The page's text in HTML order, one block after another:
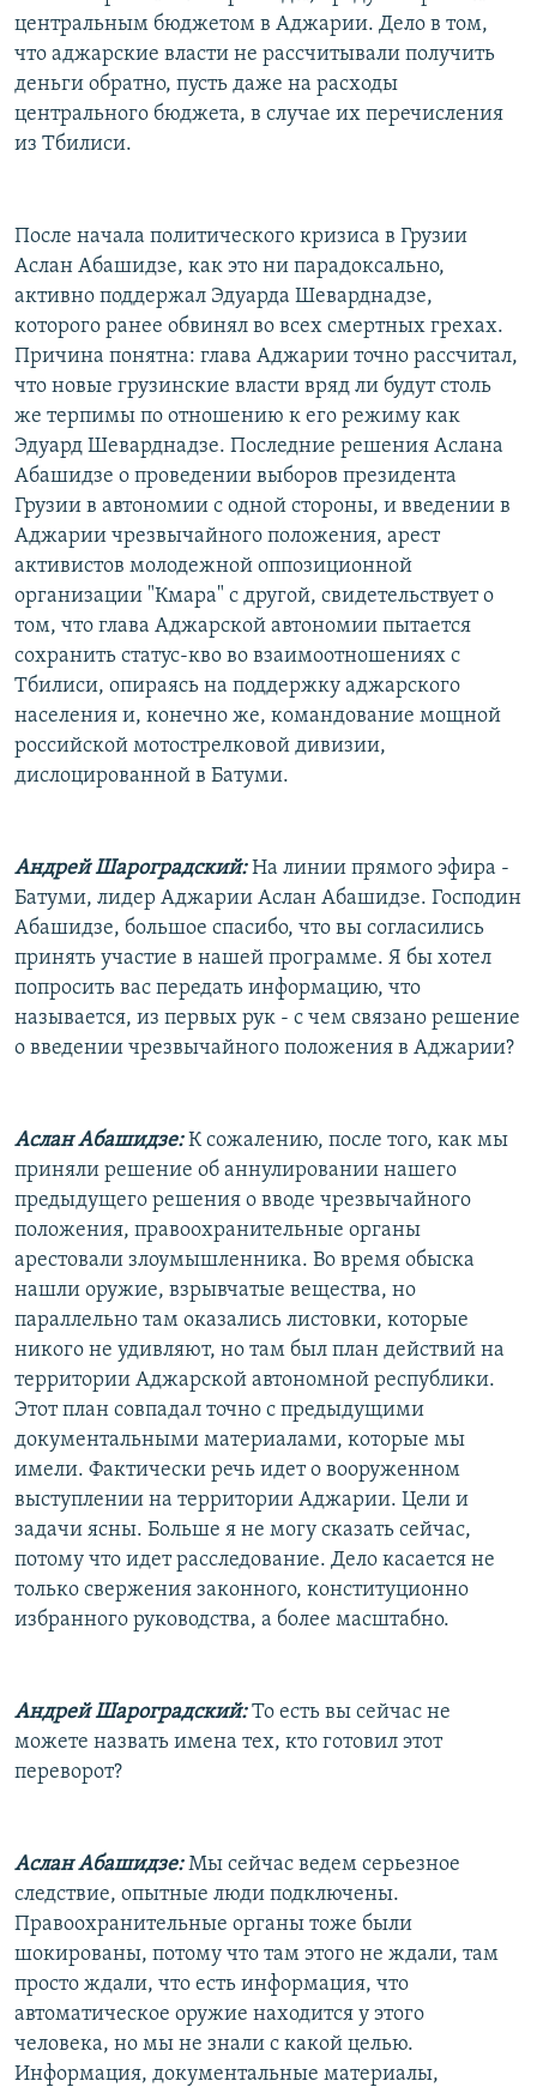
центральным бюджетом в Аджарии. Дело в том,
что аджарские власти не рассчитывали получить
деньги обратно, пусть даже на расходы
центрального бюджета, в случае их перечисления
из Тбилиси.
После начала политического кризиса в Грузии
Аслан Абашидзе, как это ни парадоксально,
активно поддержал Эдуарда Шеварднадзе,
которого ранее обвинял во всех смертных грехах.
Причина понятна: глава Аджарии точно рассчитал,
что новые грузинские власти вряд ли будут столь
же терпимы по отношению к его режиму как
Эдуард Шеварднадзе. Последние решения Аслана
Абашидзе о проведении выборов президента
Грузии в автономии с одной стороны, и введении в
Аджарии чрезвычайного положения, арест
активистов молодежной оппозиционной
организации "Кмара" с другой, свидетельствует о
том, что глава Аджарской автономии пытается
сохранить статус-кво во взаимоотношениях с
Тбилиси, опираясь на поддержку аджарского
населения и, конечно же, командование мощной
российской мотострелковой дивизии,
дислоцированной в Батуми.
Андрей Шароградский:На линии прямого эфира -
Батуми, лидер Аджарии Аслан Абашидзе. Господин
Абашидзе, большое спасибо, что вы согласились
принять участие в нашей программе. Я бы хотел
попросить вас передать информацию, что
называется, из первых рук - с чем связано решение
о введении чрезвычайного положения в Аджарии?
Аслан Абашидзе:К сожалению, после того, как мы
приняли решение об аннулировании нашего
предыдущего решения о вводе чрезвычайного
положения, правоохранительные органы
арестовали злоумышленника. Во время обыска
нашли оружие, взрывчатые вещества, но
параллельно там оказались листовки, которые
никого не удивляют, но там был план действий на
территории Аджарской автономной республики.
Этот план совпадал точно с предыдущими
документальными материалами, которые мы
имели. Фактически речь идет о вооруженном
выступлении на территории Аджарии. Цели и
задачи ясны. Больше я не могу сказать сейчас,
потому что идет расследование. Дело касается не
только свержения законного, конституционно
избранного руководства, а более масштабно.
Андрей Шароградский:То есть вы сейчас не
можете назвать имена тех, кто готовил этот
переворот?
Аслан Абашидзе:Мы сейчас ведем серьезное
следствие, опытные люди подключены.
Правоохранительные органы тоже были
шокированы, потому что там этого не ждали, там
просто ждали, что есть информация, что
автоматическое оружие находится у этого
человека, но мы не знали с какой целью.
Информация, документальные материалы,